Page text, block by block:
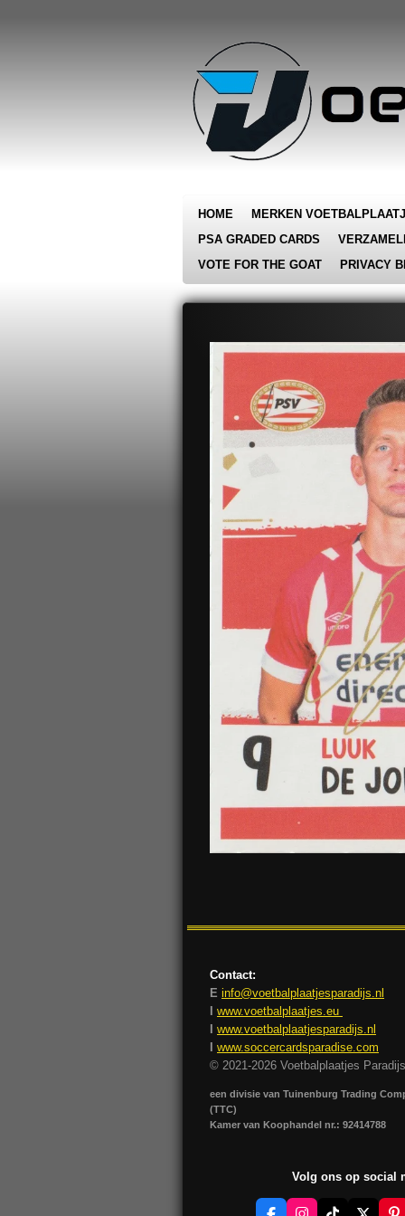
HOME MERKEN
PSA GRADED CARDS
VOTE FOR THE GOAT
PRIVACY
Contact:
E info@voetbalplaatjesparadijs.nl
I www.voetbalplaatjes.eu
I www.voetbalplaatjesparadijs.nl
I www.soccercardsparadise.com
© 2021-2026 Voetbalplaatjes Paradijs
een divisie van Tuinenburg Trading
(TTC)
Kamer van Koophandel nr.: 92414788
Volg ons op social